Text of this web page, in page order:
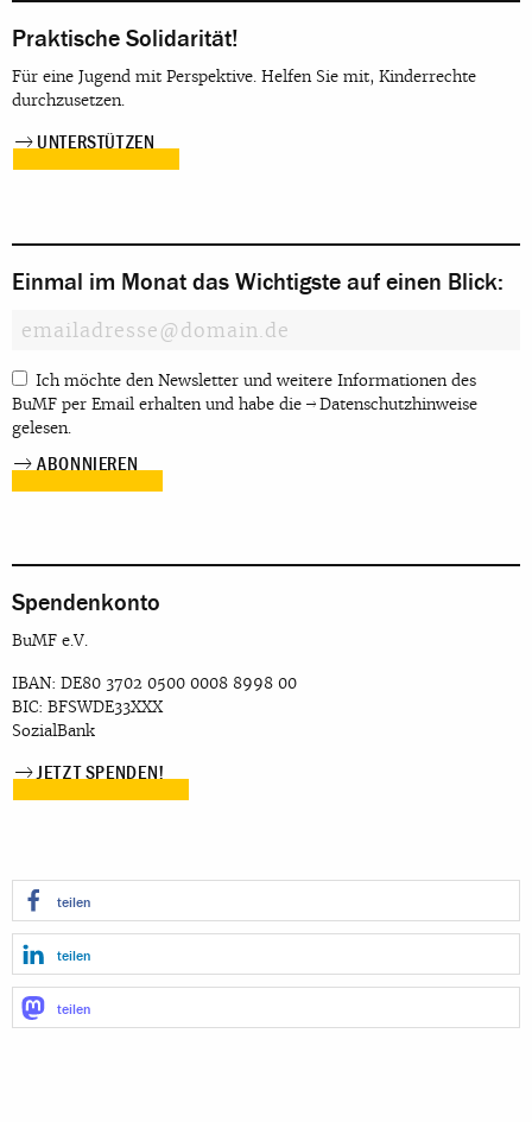
Praktische Solidarität!
Für eine Jugend mit Perspektive. Helfen Sie mit, Kinderrechte
durchzusetzen.
UNTERSTÜTZEN
Einmal im Monat das Wichtigste auf einen Blick:
Ich möchte den Newsletter und weitere Informationen des
BuMF per Email erhalten und habe die
Datenschutzhinweise
gelesen.
Spendenkonto
BuMF e.V.
IBAN: DE80 3702 0500 0008 8998 00
BIC: BFSWDE33XXX
SozialBank
JETZT SPENDEN!
teilen
teilen
teilen